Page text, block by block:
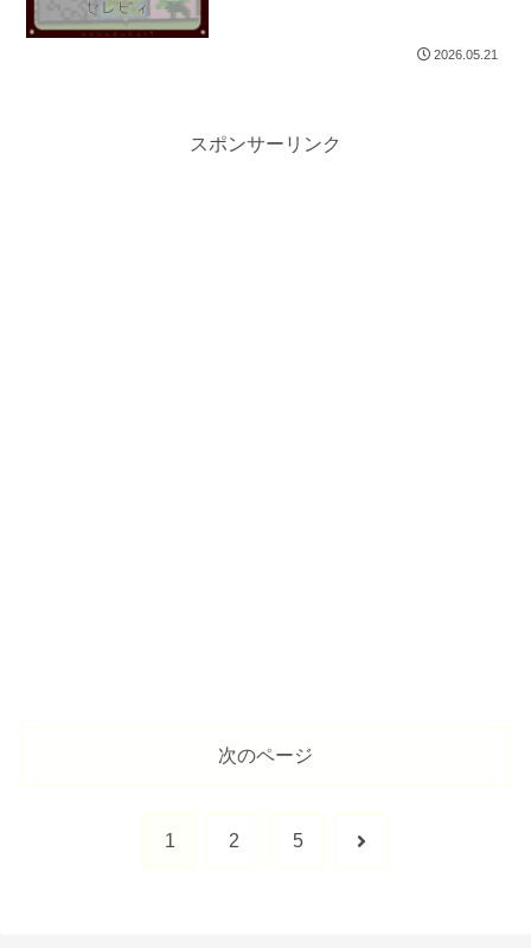
2026.05.21
スポンサーリンク
次のページ
1 2 5 次